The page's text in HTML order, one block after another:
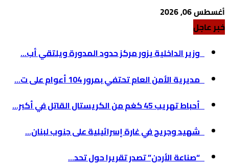
أغسطس 06, 2026
خبر عاجل
وزير الداخلية يزور مركز حدود المدورة ويلتقي أب...
مديرية الأمن العام تحتفي بمرور 104 أعوام على ت...
أحباط تهريب 45 كغم من الكريستال القاتل في أكبر...
شهيد وجريح في غارة إسرائيلية على جنوب لبنان...
“صناعة الأردن” تصدر تقريرا حول تحد...